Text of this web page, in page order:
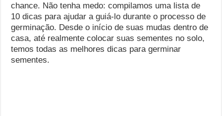
chance. Não tenha medo: compilamos uma lista de
10 dicas para ajudar a guiá-lo durante o processo de
germinação. Desde o início de suas mudas dentro de
casa, até realmente colocar suas sementes no solo,
temos todas as melhores dicas para germinar
sementes.